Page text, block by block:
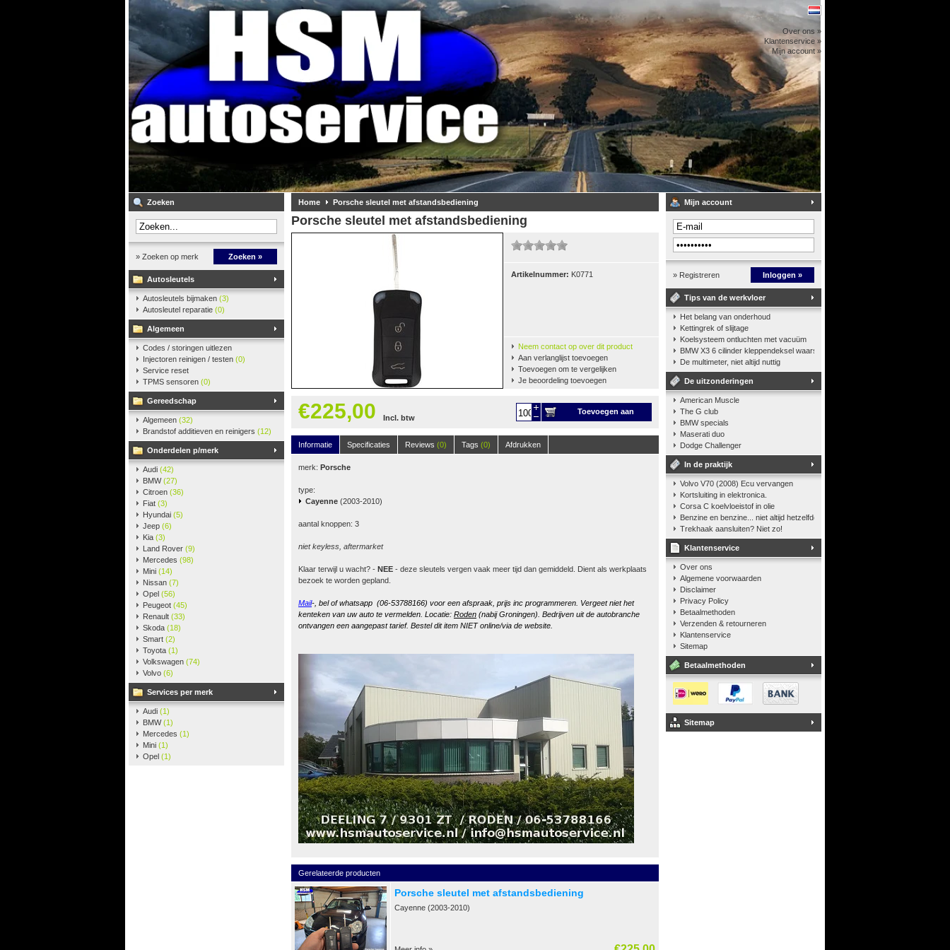
Over ons »
Klantenservice »
Mijn account »
Zoeken
» Zoeken op merk Zoeken »
Autosleutels
Autosleutels bijmaken (3)
Autosleutel reparatie (0)
Algemeen
Codes / storingen uitlezen
Injectoren reinigen / testen (0)
Service reset
TPMS sensoren (0)
Gereedschap
Algemeen (32)
Brandstof additieven en reinigers (12)
Onderdelen p/merk
Audi (42)
BMW(27)
Citroen (36)
Fiat (3)
Hyundai (5)
Jeep (6)
Kia (3)
Land Rover (9)
Mercedes (98)
Mini (14)
Nissan (7)
Opel (56)
Peugeot (45)
Renault (33)
Skoda (18)
Smart (2)
Toyota (1)
Volkswagen (74)
Volvo (6)
Services per merk
Audi (1)
BMW(1)
Mercedes (1)
Mini (1)
Opel (1)
Home Porsche sleutel met afstandsbediening
Porsche sleutel met afstandsbediening
Artikelnummer: K0771
Neem contact op over dit product
Aan verlanglijst toevoegen
Toevoegen om te vergelijken
Je beoordeling toevoegen
€225,00 Incl. btw
Toevoegen aan
Informatie
Specificaties Reviews (0) Tags (0) Afdrukken
merk: Porsche
type:
Cayenne (2003-2010)
aantal knoppen: 3
niet keyless, aftermarket
Klaar terwijl u wacht? - NEE - deze sleutels vergen vaak meer tijd dan gemiddeld. Dient als werkplaats
bezoek te worden gepland.
Mail-, bel of whatsapp (06-53788166) voor een afspraak, prijs inc programmeren. Vergeet niet het
kenteken van uw auto te vermelden. Locatie: Roden (nabij Groningen). Bedrijven uit de autobranche
ontvangen een aangepast tarief. Bestel dit item NIET online/via de website.
Gerelateerde producten
Porsche sleutel met afstandsbediening
Cayenne (2003-2010)
Mijn account
» Registreren Inloggen »
Tips van de werkvloer
Het belang van onderhoud
Kettingrek of slijtage
Koelsysteem ontluchten met vacuüm
BMW X3 6 cilinder kleppendeksel waarshuwing
De multimeter, niet altijd nuttig
De uitzonderingen
American Muscle
The G club
BMW specials
Maserati duo
Dodge Challenger
In de praktijk
Volvo V70 (2008) Ecu vervangen
Kortsluiting in elektronica.
Corsa C koelvloeistof in olie
Benzine en benzine... niet altijd hetzelfde
Trekhaak aansluiten? Niet zo!
Klantenservice
Over ons
Algemene voorwaarden
Disclaimer
Privacy Policy
Betaalmethoden
Verzenden & retourneren
Klantenservice
Sitemap
Betaalmethoden
Sitemap